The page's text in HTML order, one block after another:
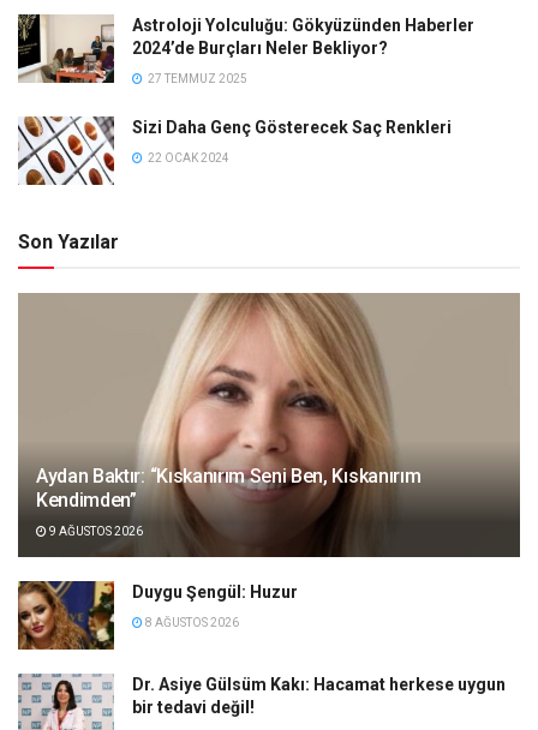
Astroloji Yolculuğu: Gökyüzünden Haberler
2024’de Burçları Neler Bekliyor?
27 TEMMUZ 2025
Sizi Daha Genç Gösterecek Saç Renkleri
22 OCAK 2024
Son Yazılar
Aydan Baktır: “Kıskanırım Seni Ben, Kıskanırım
Kendimden”
9 AĞUSTOS 2026
Duygu Şengül: Huzur
8 AĞUSTOS 2026
Dr. Asiye Gülsüm Kakı: Hacamat herkese uygun
bir tedavi değil!